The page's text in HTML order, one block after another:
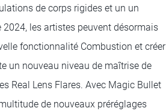
de corps rigides et un un
les artistes peuvent désormais
fonctionnalité Combustion et créer
un nouveau niveau de maîtrise de
Real Lens Flares. Avec Magic Bullet
de nouveaux préréglages